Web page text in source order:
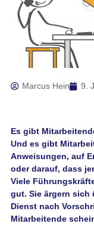
Marcus Hein 9.
Es gibt
Und es gibt
Anweisungen, auf
oder darauf, dass
Viele
gut. Sie ärgern sich
Dienst nach
Mitarbeitende